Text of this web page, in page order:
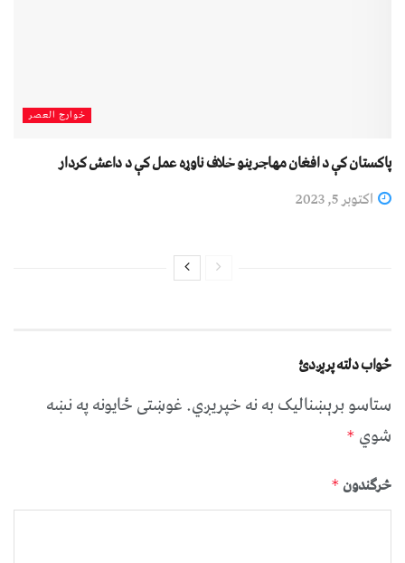
خوارج العصر
پاکستان کې د افغان مهاجرينو خلاف ناوړه عمل کې د داعش کردار
اکتوبر 5, 2023
ځواب دلته پرېږدئ
ستاسو برېښناليک به نه خپريږي.غوښتى ځایونه په نښه
شوي *
څرگندون *